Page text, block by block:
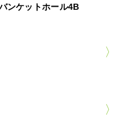
ンケットホール4B